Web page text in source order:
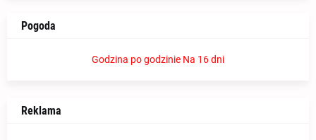
Pogoda
Godzina po godzinie Na 16 dni
Reklama